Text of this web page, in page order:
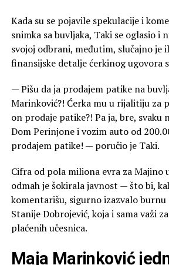
Kada su se pojavile spekulacije i
snimka sa buvljaka, Taki se oglasio i
svojoj odbrani, međutim, slučajno je
finansijske detalje ćerkinog ugovora
— Pišu da ja prodajem patike na
Marinković?! Ćerka mu u rijalitiju za
on prodaje patike?! Pa ja, bre, svaku
Dom Perinjone i vozim auto od
prodajem patike! — poručio je Taki.
Cifra od pola miliona evra za Majino
odmah je šokirala javnost — što bi,
komentarišu, sigurno izazvalo burnu
Stanije Dobrojević, koja i sama važi
plaćenih učesnica.
Maja Marinković